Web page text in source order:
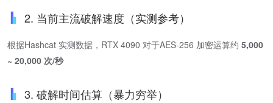
2. 当前主流破解速度（实测参考）
根据Hashcat 实测数据，RTX 4090 对于AES-256 加密运算约 ​ 5,000
~ 20,000 次/秒
3. 破解时间估算（暴力穷举）